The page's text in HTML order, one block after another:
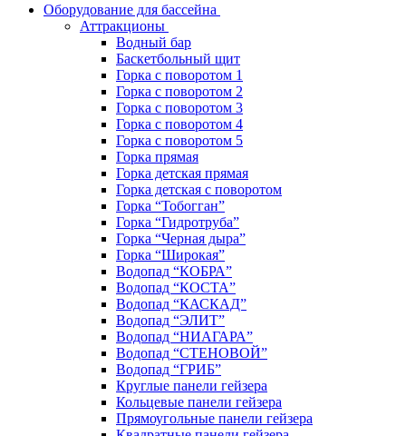
Оборудование для бассейна
Аттракционы
Водный бар
Баскетбольный щит
Горка с поворотом 1
Горка с поворотом 2
Горка с поворотом 3
Горка с поворотом 4
Горка с поворотом 5
Горка прямая
Горка детская прямая
Горка детская с поворотом
Горка “Тобогган”
Горка “Гидротруба”
Горка “Черная дыра”
Горка “Широкая”
Водопад “КОБРА”
Водопад “КОСТА”
Водопад “КАСКАД”
Водопад “ЭЛИТ”
Водопад “НИАГАРА”
Водопад “СТЕНОВОЙ”
Водопад “ГРИБ”
Круглые панели гейзера
Кольцевые панели гейзера
Прямоугольные панели гейзера